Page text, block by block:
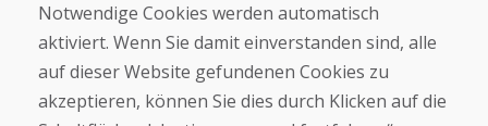
E-Shop
Geschäftsbedingungen
Zahlung
Beschwerde
Notwendige Cookies werden automatisch
aktiviert. Wenn Sie damit einverstanden sind, alle
auf dieser Website gefundenen Cookies zu
akzeptieren, können Sie dies durch Klicken auf die